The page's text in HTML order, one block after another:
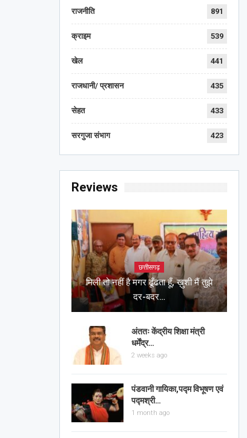
राजनीति 891
क्राइम 539
खेल 441
राजधानी/ प्रशासन 435
सेहत 433
सरगुजा संभाग 423
Reviews
छत्तीसगढ़
मिली तो नहीं है मगर ढूँढता हूँ, ख़ुशी मैं तुझे
दर-बदर…
अंततः केंद्रीय शिक्षा मंत्री
धर्मेंद्र…
2 weeks ago
पंडवानी गायिका,पद्म विभूषण एवं
पद्मश्री…
1 month ago